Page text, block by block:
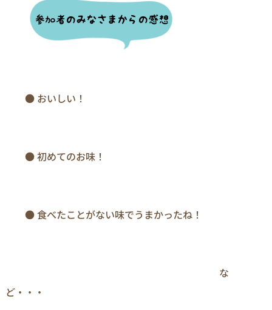
● おいしい！
● 初めてのお味！
● 食べたことがない味でうまかったね！
な
ど・・・